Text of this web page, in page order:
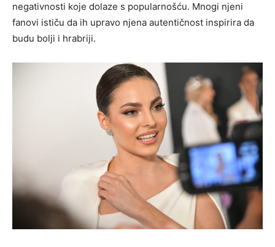
negativnosti koje dolaze s popularnošću. Mnogi njeni
fanovi ističu da ih upravo njena autentičnost inspirira da
budu bolji i hrabriji.